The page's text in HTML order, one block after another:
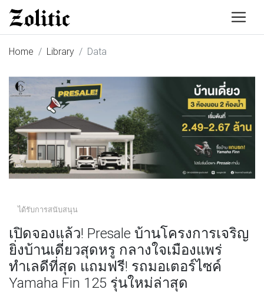
Home Library Data
ได้รับการสนับสนุน
เปิดจองแล้ว! Presale บ้านโครงการเจริญ
ยิ่งบ้านเดี่ยวสุดหรู กลางใจเมืองแพร่
ทำเลดีที่สุด แถมฟรี! รถมอเตอร์ไซค์
Yamaha Fin 125 รุ่นใหม่ล่าสุด